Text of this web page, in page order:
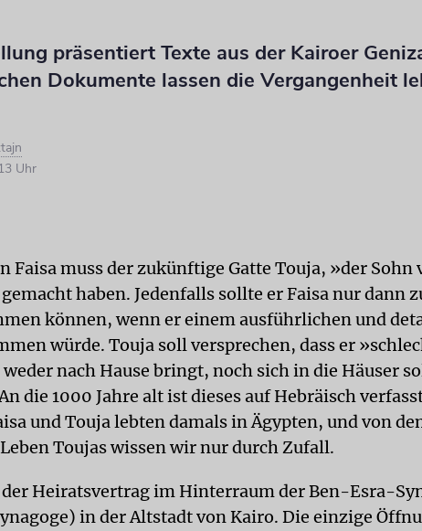
präsentiert Texte aus der Kairoer
Dokumente lassen die Vergangenheit
Uhr
Faisa muss der zukünftige Gatte Touja, »der Sohn
haben. Jedenfalls sollte er Faisa nur dann
können, wenn er einem ausführlichen und
würde. Touja soll versprechen, dass er
nach Hause bringt, noch sich in die Häuser
die 1000 Jahre alt ist dieses auf Hebräisch
und Touja lebten damals in Ägypten, und von
Toujas wissen wir nur durch Zufall.
der Heiratsvertrag im Hinterraum der Ben-Esra-
in der Altstadt von Kairo. Die einzige